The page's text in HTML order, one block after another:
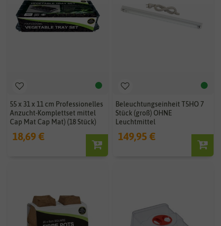
55 x 31 x 11 cm Professionelles
Anzucht-Komplettset mittel
Cap Mat Cap Mat) (18 Stück)
18,69 €
Beleuchtungseinheit T5HO 7
Stück (groß) OHNE
Leuchtmittel
149,95 €